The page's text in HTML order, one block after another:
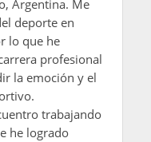
Argentina. Me
deporte en
lo que he
profesional
la emoción y el
trabajando
he logrado